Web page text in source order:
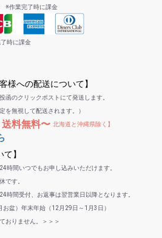
※作業完了時に課金
時に課金
様への配送について】
函のクリックポストにて発送します。
を無視して配送されます。）
送料無料〜 北海道と沖縄県除く】
】
時間いつでもお申し込みいただけます。
です。
時間受付、お返事は翌営業日以降となります。
お盆）年末年始（12月29日～1月3日）
おりません。＞＞＞